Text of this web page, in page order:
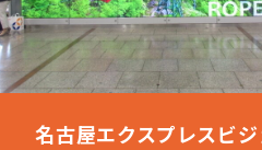
名古屋エクスプレスビ